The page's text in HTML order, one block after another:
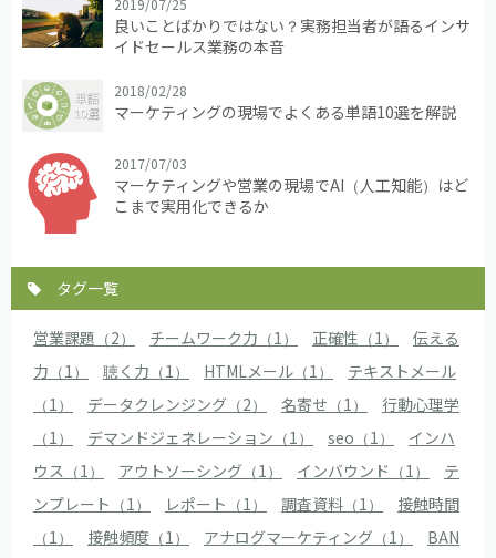
2019/07/25
良いことばかりではない？実務担当者が語るインサ
イドセールス業務の本音
2018/02/28
マーケティングの現場でよくある単語10選を解説
2017/07/03
マーケティングや営業の現場でAI（人工知能）はど
こまで実用化できるか
タグ一覧
営業課題（2） チームワーク力（1） 正確性（1）
伝える
力（1）
聴く力（1） HTMLメール（1）
テキストメール
（1）
データクレンジング（2） 名寄せ（1）
行動心理学
（1）
デマンドジェネレーション（1） seo（1）
インハ
ウス（1）
アウトソーシング（1） インバウンド（1）
テ
ンプレート（1）
レポート（1） 調査資料（1）
接触時間
（1）
接触頻度（1） アナログマーケティング（1）
BAN